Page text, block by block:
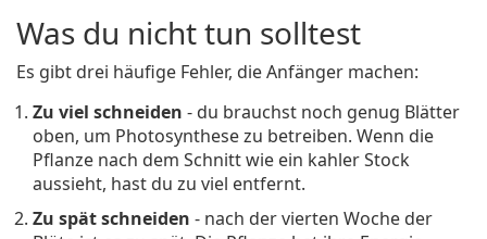
Was du nicht tun solltest
Es gibt drei häufige Fehler, die Anfänger machen:
Zu viel schneiden - du brauchst noch genug Blätter
oben, um Photosynthese zu betreiben. Wenn die
Pflanze nach dem Schnitt wie ein kahler Stock
aussieht, hast du zu viel entfernt.
Zu spät schneiden - nach der vierten Woche der